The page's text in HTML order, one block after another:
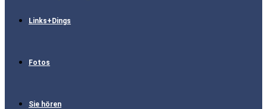
Links+Dings
Fotos
Sie hören